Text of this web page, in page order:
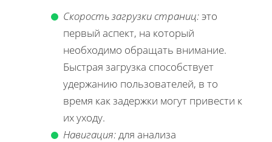
Скорость загрузки страниц:это
первый аспект, на который
необходимо обращать внимание.
Быстрая загрузка способствует
удержанию пользователей, в то
время как задержки могут привести к
их уходу.
Навигация:для анализа